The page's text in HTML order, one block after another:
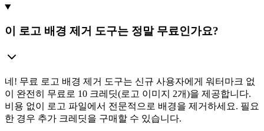
이 로고 배경 제거 도구는 정말 무료인가요?
네! 무료 로고 배경 제거 도구는 신규 사용자에게 워터마크 없
이 완전히 무료로 10 크레딧(로고 이미지 2개)을 제공합니다.
비용 없이 로고 파일에서 전문적으로 배경을 제거하세요. 필요
한 경우 추가 크레딧을 구매할 수 있습니다.